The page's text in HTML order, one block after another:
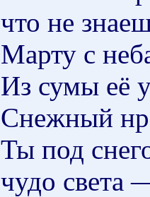
что не
Марту с
Из сумы её
Снежный
Ты под
чудо света